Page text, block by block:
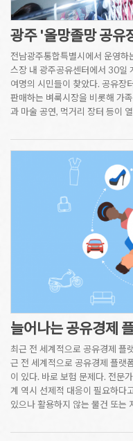
광주 '올망졸망 공
전남광주통합특별시에서 운영
스장 내 광주공유센터에서 30일
여명의 시민들이 찾았다. 공유장
판매하는 벼룩시장을 비롯해 가
과 마술 공연, 먹거리 장터 등이
늘어나는 공유경제
최근 전 세계적으로 공유경제 플
근 전 세계적으로 공유경제 플랫
이 있다. 바로 보험 문제다. 전문
계 역시 선제적 대응이 필요하다
있으나 활용하지 않는 물건 또는